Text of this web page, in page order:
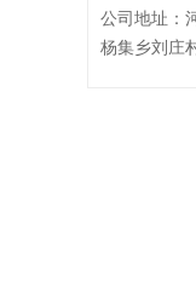
公司地址：
杨集乡刘庄